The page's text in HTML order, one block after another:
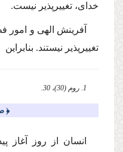
خداى، تغییرپذیر نیست.
آفرینش الهى و
تغییرپذیر نیستند. بنابراین
1. روم (30)، 30.
﴿
انسان از روز آغاز